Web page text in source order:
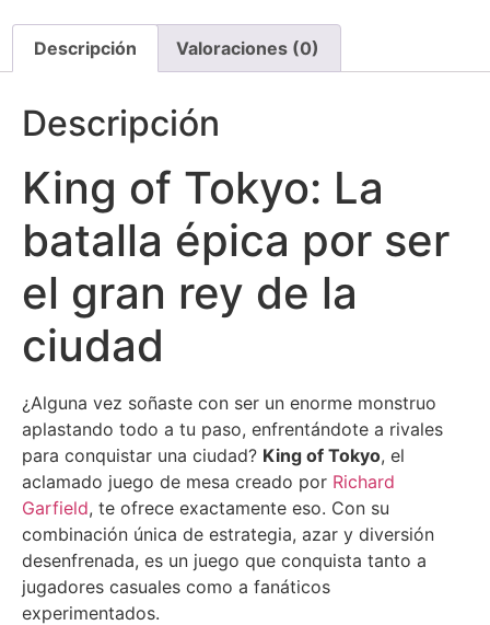
Descripción Valoraciones (0)
Descripción
King of Tokyo: La
batalla épica por ser
el gran rey de la
ciudad
¿Alguna vez soñaste con ser un enorme monstruo
aplastando todo a tu paso, enfrentándote a rivales
para conquistar una ciudad? King of Tokyo, el
aclamado juego de mesa creado por Richard
Garfield, te ofrece exactamente eso. Con su
combinación única de estrategia, azar y diversión
desenfrenada, es un juego que conquista tanto a
jugadores casuales como a fanáticos
experimentados.